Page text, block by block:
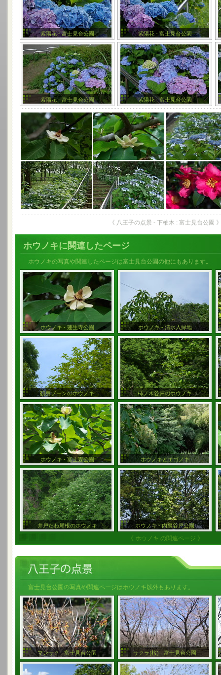
紫陽花 - 富士見台公園 紫陽花 - 富士見台公園
紫陽花 - 富士見台公園 紫陽花 - 富士見台公園
《 八王子の点景 - 下柚木 : 富士見台公園
ホウノキに関連したページ
ホウノキの写真や関連したページは富士見台公園の他にもあります。
ホウノキ - 蓮生寺公園 ホウノキ - 清水入緑地
観察ゾーンのホウノキ 柿ノ木谷戸のホウノキ
ホウノキ - 富士森公園 ホウノキとエゴノキ
井戸たわ尾根のホウノキ ホウノキ - 内裏谷戸公園
《 ホウノキ の関連ページ 》
富士見台公園の写真や関連ページはホウノキ以外もあります。
マンサク - 富士見台公園 サクラ(桜) - 富士見台公園